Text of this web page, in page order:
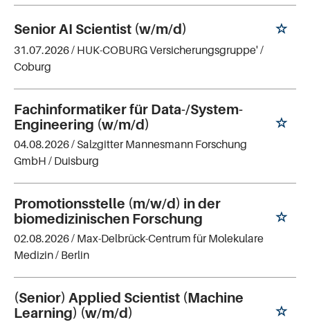
Senior AI Scientist (w/m/d)
31.07.2026 / HUK-COBURG Versicherungsgruppe' /
Coburg
Fachinformatiker für Data-/System-
Engineering (w/m/d)
04.08.2026 / Salzgitter Mannesmann Forschung
GmbH / Duisburg
Promotionsstelle (m/w/d) in der
biomedizinischen Forschung
02.08.2026 / Max-Delbrück-Centrum für Molekulare
Medizin/ Berlin
(Senior) Applied Scientist (Machine
Learning) (w/m/d)